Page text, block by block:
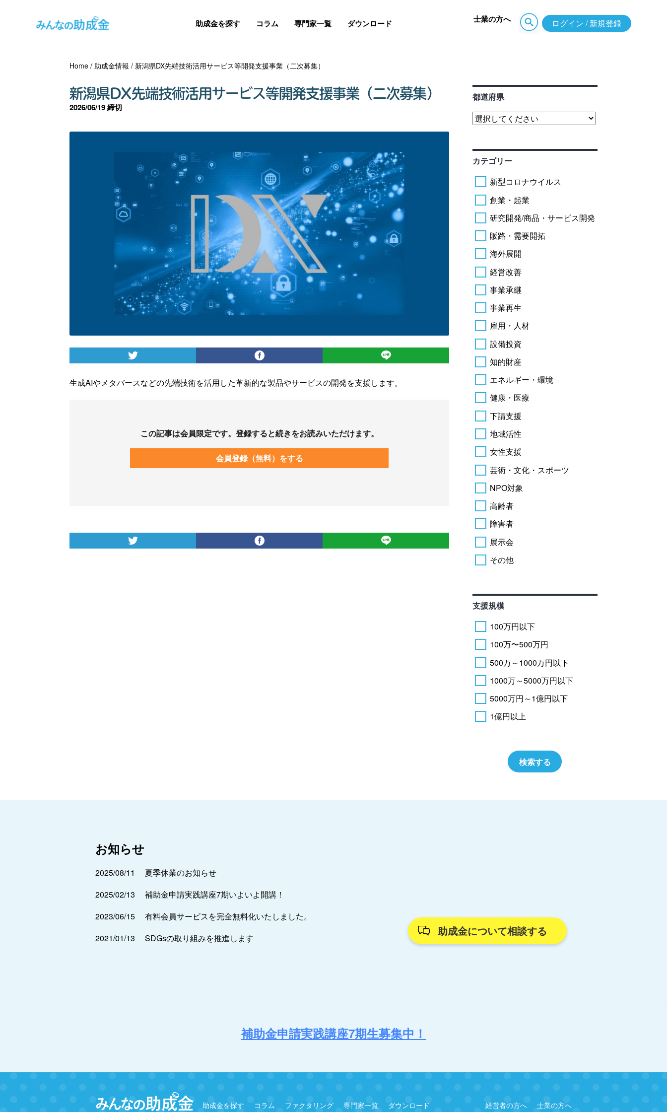
助成金を探す コラム 専門家一覧 ダウンロード 士業の方へ ログイン / 新規登録
Home /助成金情報 / 新潟県DX先端技術活用サービス等開発支援事業（二次募集）
新潟県DX先端技術活用サービス等開発支援事業（二次募集）
2026/06/19 締切
生成AIやメタバースなどの先端技術を活用した革新的な製品やサービスの開発を支援します。
この記事は会員限定です。登録すると続きをお読みいただけます。
会員登録（無料）をする
都道府県
カテゴリー
新型コロナウイルス
創業・起業
研究開発/商品・サービス開発
販路・需要開拓
海外展開
経営改善
事業承継
事業再生
雇用・人材
設備投資
知的財産
エネルギー・環境
健康・医療
下請支援
地域活性
女性支援
芸術・文化・スポーツ
NPO対象
高齢者
障害者
展示会
その他
支援規模
100万円以下
100万〜500万円
500万～1000万円以下
1000万～5000万円以下
5000万円～1億円以下
1億円以上
お知らせ
2025/08/11
夏季休業のお知らせ
2025/02/13
補助金申請実践講座7期いよいよ開講！
2023/06/15
有料会員サービスを完全無料化いたしました。
2021/01/13
SDGsの取り組みを推進します
助成金について相談する
補助金申請実践講座7期生募集中！
助成金を探す コラム ファクタリング 専門家一覧 ダウンロード 経営者の方へ 士業の方へ